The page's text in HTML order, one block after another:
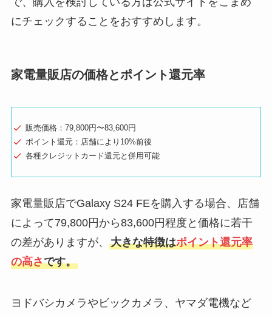
にチェックすることをおすすめします。
家電量販店の価格とポイント還元率
販売価格：79,800円〜83,600円
ポイント還元：店舗により10%前後
各種クレジットカード還元と併用可能
家電量販店でGalaxy S24 FEを購入する場合、店舗
によって79,800円から83,600円程度と価格に若干
の差がありますが、 大きな特徴はポイント還元率
の高さです。
ヨドバシカメラやビックカメラ、ヤマダ電機など